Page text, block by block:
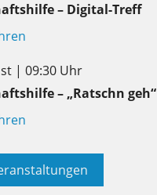
– Digital-Treff
| 09:30 Uhr
– „Ratschn geh“